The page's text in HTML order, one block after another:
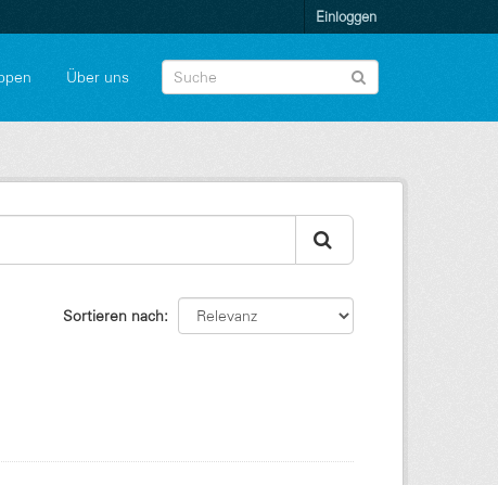
Einloggen
Über uns
Sortieren nach